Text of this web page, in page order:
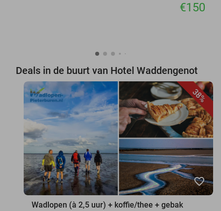
€150
Deals in de buurt van Hotel Waddengenot
38%
favorite_border
Wadlopen (à 2,5 uur) + koffie/thee + gebak